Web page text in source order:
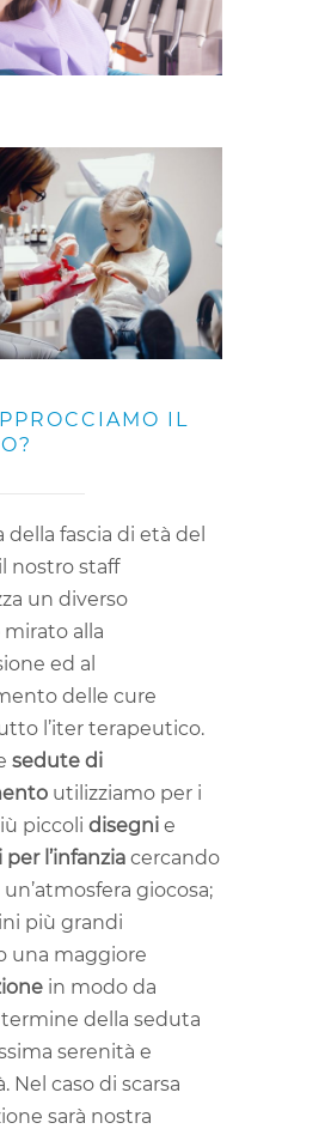
IL
della fascia di età del
nostro staff
un diverso
alla
ed al
delle cure
l’iter terapeutico.
sedute di
utilizziamo per i
piccoli disegnie
l’infanziacercando
giocosa;
più grandi
una maggiore
in modo da
termine della seduta
serenità e
Nel caso di scarsa
sarà nostra